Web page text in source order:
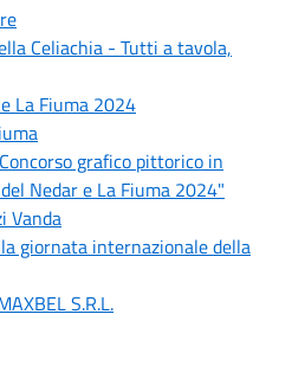
Celiachia - Tutti a tavola,
La Fiuma 2024
grafico pittorico in
Nedar e La Fiuma 2024"
Vanda
giornata internazionale della
S.R.L.